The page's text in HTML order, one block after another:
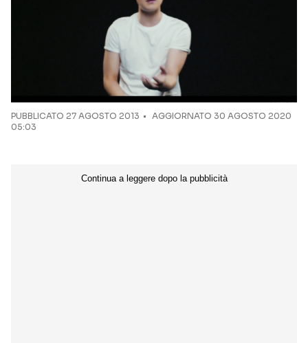
PUBBLICATO 27 AGOSTO 2013
AGGIORNATO 30 AGOSTO 2020
05:03